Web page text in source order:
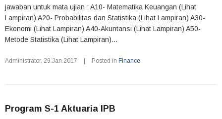
jawaban untuk mata ujian : A10- Matematika Keuangan (Lihat
Lampiran) A20- Probabilitas dan Statistika (Lihat Lampiran) A30-
Ekonomi (Lihat Lampiran) A40-Akuntansi (Lihat Lampiran) A50-
Metode Statistika (Lihat Lampiran)...
Administrator, 29.Jan.2017 Posted in Finance
Program S-1 Aktuaria IPB